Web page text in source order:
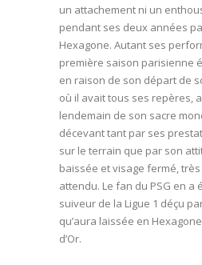
un attachement ni un
pendant ses deux années
Hexagone. Autant ses
première saison parisienne
en raison de son départ de
où il avait tous ses repères,
lendemain de son sacre
décevant tant par ses
sur le terrain que par son
baissée et visage fermé,
attendu. Le fan du PSG en a
suiveur de la Ligue 1 déçu
qu’aura laissée en
d’Or.